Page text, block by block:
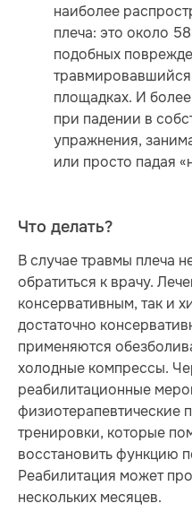
наиболее
плеча: это около
подобных
травмировавшийся
площадках. И
при падении в
упражнения,
или просто падая
Что делать?
В случае травмы плеча
обратиться к врачу.
консервативным, так и
достаточно
применяются
холодные компрессы.
реабилитационные
физиотерапевтические
тренировки, которые
восстановить функцию
Реабилитация может
нескольких месяцев.